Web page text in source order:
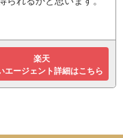
楽天
エージェント詳細はこちら